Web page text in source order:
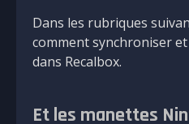
Dans les rubriques
comment synchroniser
dans Recalbox.
Et les manettes